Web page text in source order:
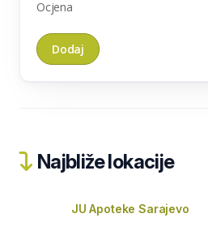
Ocjena
Najbliže lokacije
JU Apoteke Sarajevo